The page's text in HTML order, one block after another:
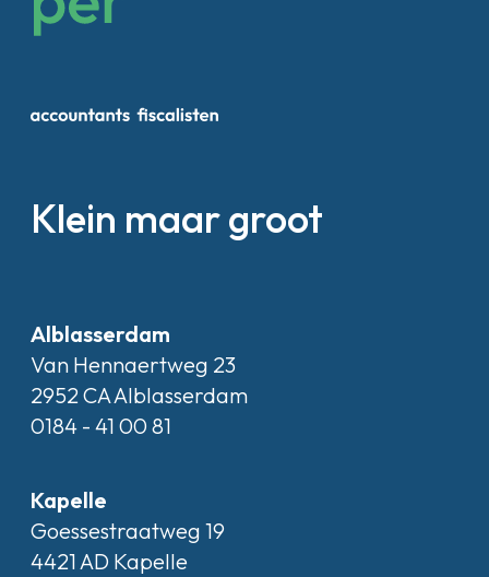
Klein maar groot
Alblasserdam
Van Hennaertweg 23
2952 CA Alblasserdam
0184 - 41 00 81
Kapelle
Goessestraatweg 19
4421 AD Kapelle